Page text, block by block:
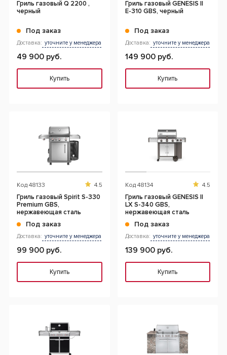
Гриль газовый Q 2200 ,
черный
Под заказ
Доставка: уточните у менеджера
49 900 руб.
Купить
Гриль газовый GENESIS II
E-310 GBS, черный
Под заказ
Доставка: уточните у менеджера
149 900 руб.
Купить
Код 48133 4.5
Гриль газовый Spirit S-330
Premium GBS,
нержавеющая сталь
Под заказ
Доставка: уточните у менеджера
99 900 руб.
Купить
Код 48134 4.5
Гриль газовый GENESIS II
LX S-340 GBS,
нержавеющая сталь
Под заказ
Доставка: уточните у менеджера
139 900 руб.
Купить